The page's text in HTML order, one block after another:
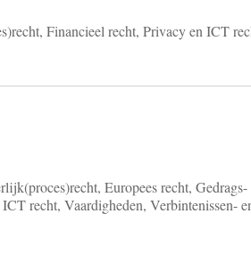
Financieel recht, Privacy en ICT
Europees recht, Gedrags-
recht, Vaardigheden, Verbintenissen-